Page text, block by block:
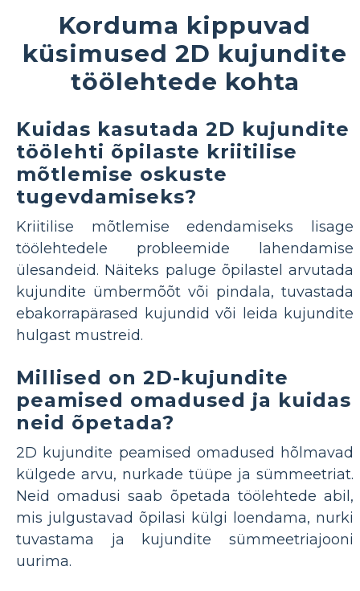
Korduma kippuvad
küsimused 2D kujundite
töölehtede kohta
Kuidas kasutada 2D kujundite
töölehti õpilaste kriitilise
mõtlemise oskuste
tugevdamiseks?
Kriitilise mõtlemise edendamiseks lisage
töölehtedele probleemide lahendamise
ülesandeid. Näiteks paluge õpilastel arvutada
kujundite ümbermõõt või pindala, tuvastada
ebakorrapärased kujundid või leida kujundite
hulgast mustreid.
Millised on 2D-kujundite
peamised omadused ja kuidas
neid õpetada?
2D kujundite peamised omadused hõlmavad
külgede arvu, nurkade tüüpe ja sümmeetriat.
Neid omadusi saab õpetada töölehtede abil,
mis julgustavad õpilasi külgi loendama, nurki
tuvastama ja kujundite sümmeetriajooni
uurima.